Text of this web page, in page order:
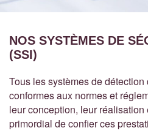
NOS SYSTÈMES DE
(SSI)
Tous les systèmes de détection
conformes aux normes et
leur conception, leur
primordial de confier ces